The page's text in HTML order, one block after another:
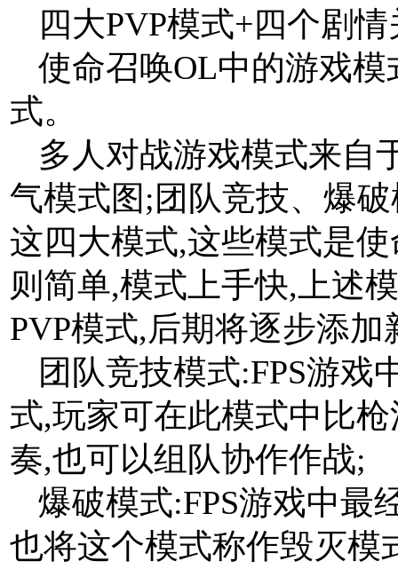
四大PVP模式+四个剧
使命召唤OL中的游戏
式。
多人对战游戏模式来自
气模式图;团队竞技、爆
这四大模式,这些模式是
则简单,模式上手快,上述
PVP模式,后期将逐步添加
团队竞技模式:FPS游戏
式,玩家可在此模式中比
奏,也可以组队协作作战;
爆破模式:FPS游戏中最
也将这个模式称作毁灭模